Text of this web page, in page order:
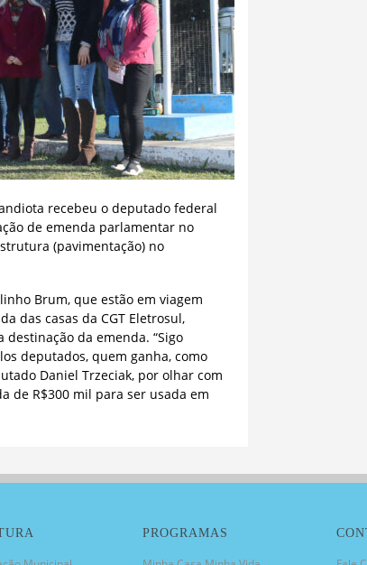
recebeu o deputado federal
de emenda parlamentar no
(pavimentação) no
Brum, que estão em viagem
das casas da CGT Eletrosul,
da emenda. “Sigo
deputados, quem ganha, como
Daniel Trzeciak, por olhar com
de R$300 mil para ser usada em
PROGRAMAS